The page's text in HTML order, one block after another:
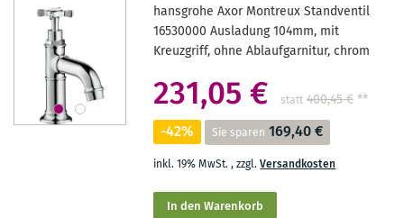
hansgrohe Axor Montreux Standventil
16530000 Ausladung 104mm, mit
Kreuzgriff, ohne Ablaufgarnitur, chrom
231,05 € statt 400,45 €**
-42% Sie sparen 169,40 €
inkl. 19% MwSt.,zzgl.Versandkosten
In den Warenkorb